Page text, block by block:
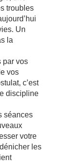
troubles
Un
la
par vos
vos
c’est
discipline
séances
votre
les